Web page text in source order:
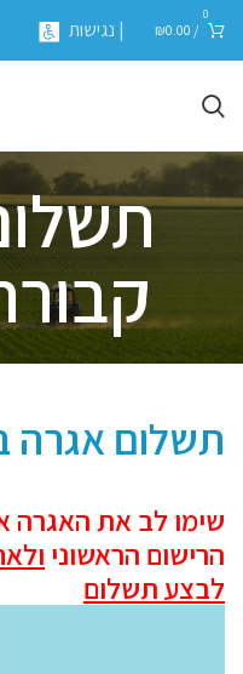
0
/
₪0.00 | נגישות
תשלום אגרה
שימו לב את
הרישום הראשוני
לבצע תשלום